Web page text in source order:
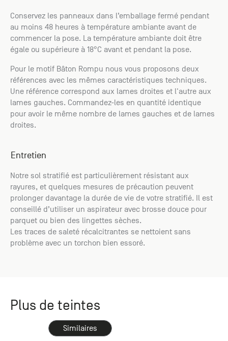
Conservez les panneaux dans l’emballage fermé pendant
au moins 48 heures à température ambiante avant de
commencer la pose. La température ambiante doit être
égale ou supérieure à 18°C avant et pendant la pose.
Pour le motif Bâton Rompu nous vous proposons deux
références avec les mêmes caractéristiques techniques.
Une référence correspond aux lames droites et l'autre aux
lames gauches. Commandez-les en quantité identique
pour avoir le même nombre de lames gauches et de lames
droites.
Entretien
Notre sol stratifié est particulièrement résistant aux
rayures, et quelques mesures de précaution peuvent
prolonger davantage la durée de vie de votre stratifié. Il est
conseillé d’utiliser un aspirateur avec brosse douce pour
parquet ou bien des lingettes sèches.
Les traces de saleté récalcitrantes se nettoient sans
problème avec un torchon bien essoré.
Plus de teintes
Similaires